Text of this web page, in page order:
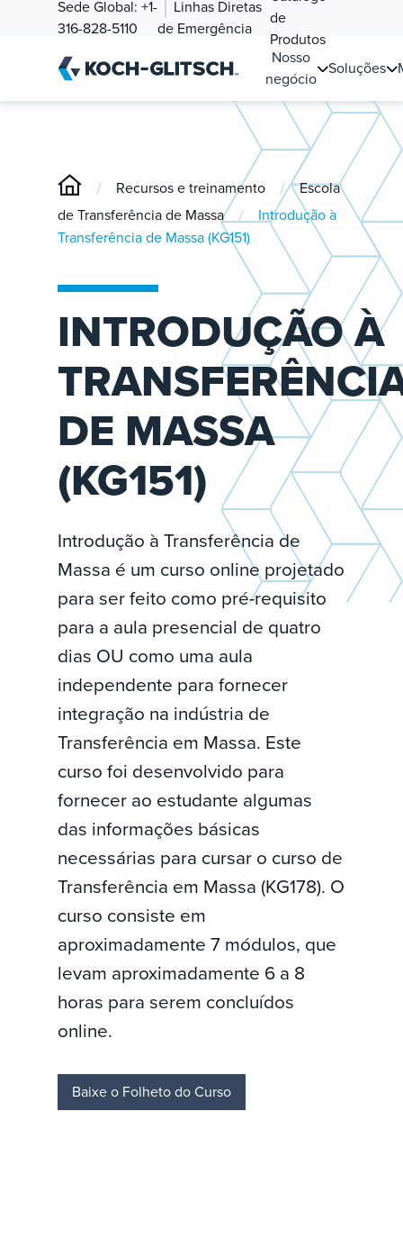
Sede Global: +1-
316-828-5110
Linhas Diretas
de Emergência
de
Produtos
Nosso
negócio
Soluções
/ Recursos e treinamento /
Escola
de Transferência de Massa
/
Introdução à
Transferência de Massa (KG151)
INTRODUÇÃO À
DE MASSA
(KG151)
Introdução à Transferência de
Massa é um curso online projetado
para ser feito como pré-requisito
para a aula presencial de quatro
dias OU como uma aula
independente para fornecer
integração na indústria de
Transferência em Massa. Este
curso foi desenvolvido para
fornecer ao estudante algumas
das informações básicas
necessárias para cursar o curso de
Transferência em Massa (KG178). O
curso consiste em
aproximadamente 7 módulos, que
levam aproximadamente 6 a 8
horas para serem concluídos
online.
Baixe o Folheto do Curso